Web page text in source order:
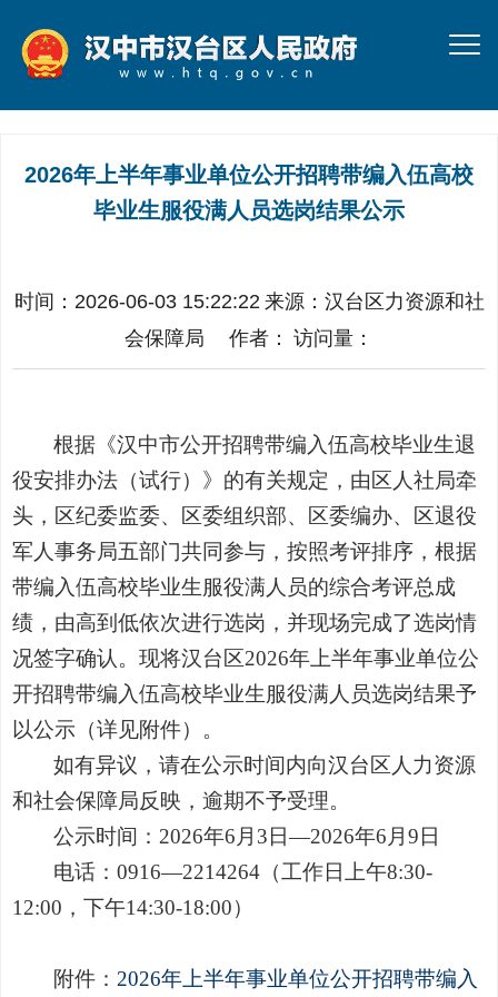
2026年上半年事业单位公开招聘带编入伍高校
毕业生服役满人员选岗结果公示
时间：2026-06-03 15:22:22 来源： 汉台区力资源和社
会保障局
作者： 访问量：
根据 《汉中市公开招聘带编入伍高校毕业生退
役安排办法（试行）》 的有关规定， 由区人社局牵
头，区纪委监委、区委组织部、区委编办、区退役
军人事务局五部门共同参与，按照考评排序，根据
带编入伍高校毕业生服役满人员的综合考评总成
绩，由高到低依次进行选岗，并现场完成了选岗情
况签字确认。现将汉台区2026年上半年事业单位公
开招聘带编入伍高校毕业生服役满人员选岗结果予
以公示（详见附件）。
如有异议，请在公示时间内向汉台区人力资源
和社会保障局反映，逾期不予受理。
公示时间： 2026年6 月 3 日—2026年6 月9 日
电话：0916—2214264 （工作日上午8:30-
12:00 ，下午14:30-18:00）
附件： 2026年上半年事业单位公开招聘带编入